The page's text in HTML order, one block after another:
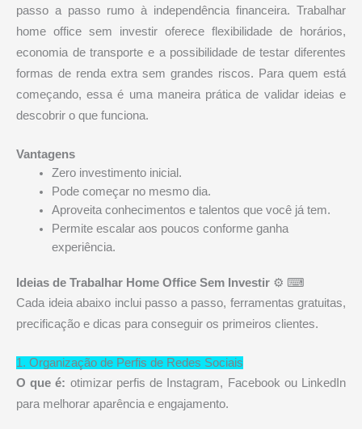
passo a passo rumo à independência financeira. Trabalhar
home office sem investir oferece flexibilidade de horários,
economia de transporte e a possibilidade de testar diferentes
formas de renda extra sem grandes riscos. Para quem está
começando, essa é uma maneira prática de validar ideias e
descobrir o que funciona.
Vantagens
Zero investimento inicial.
Pode começar no mesmo dia.
Aproveita conhecimentos e talentos que você já tem.
Permite escalar aos poucos conforme ganha
experiência.
Ideias de Trabalhar Home Office Sem Investir ⚙ ⌨
Cada ideia abaixo inclui passo a passo, ferramentas gratuitas,
precificação e dicas para conseguir os primeiros clientes.
1. Organização de Perfis de Redes Sociais
O que é: otimizar perfis de Instagram, Facebook ou LinkedIn
para melhorar aparência e engajamento.